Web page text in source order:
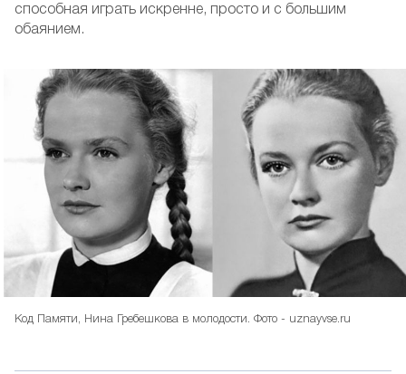
способная играть искренне, просто и с большим
обаянием.
Код Памяти, Нина Гребешкова в молодости. Фото - uznayvse.ru